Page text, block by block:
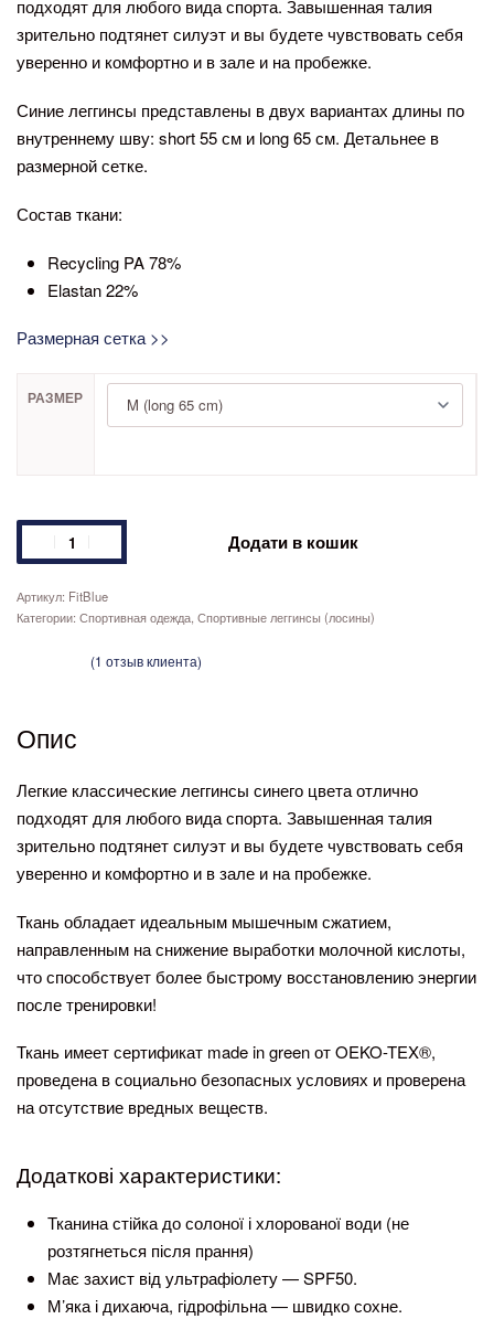
подходят для любого вида спорта. Завышенная талия
зрительно подтянет силуэт и вы будете чувствовать себя
уверенно и комфортно и в зале и на пробежке.
Синие леггинсы представлены в двух вариантах длины по
внутреннему шву: short 55 см и long 65 см. Детальнее в
размерной сетке.
Состав ткани:
Recycling PA 78%
Elastan 22%
Размерная сетка >>
РАЗМЕР
Додати в кошик
FitBlue
Категории: Спортивная одежда Спортивные леггинсы (лосины)
(1 отзыв клиента)
Опис
Легкие классические леггинсы синего цвета отлично
подходят для любого вида спорта. Завышенная талия
зрительно подтянет силуэт и вы будете чувствовать себя
уверенно и комфортно и в зале и на пробежке.
Ткань обладает идеальным мышечным сжатием,
направленным на снижение выработки молочной кислоты,
что способствует более быстрому восстановлению энергии
после тренировки!
Ткань имеет сертификат made in green от OEKO-TEX®️,
проведена в социально безопасных условиях и проверена
на отсутствие вредных веществ.
Додаткові характеристики:
Тканина стійка до солоної і хлорованої води (не
розтягнеться після прання)
Має захист від ультрафіолету — SPF50.
М’яка і дихаюча, гідрофільна — швидко сохне.